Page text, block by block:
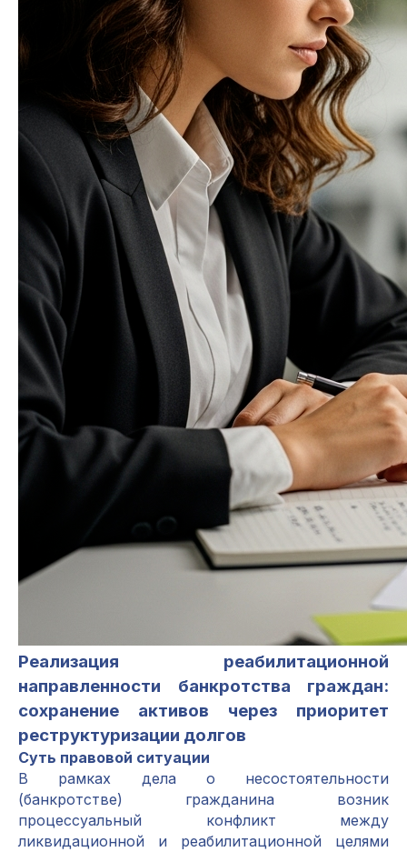
Реализация реабилитационной
направленности банкротства граждан:
сохранение активов через приоритет
реструктуризации долгов
Суть правовой ситуации
В рамках дела о несостоятельности
(банкротстве) гражданина возник
процессуальный конфликт между
ликвидационной и реабилитационной целями